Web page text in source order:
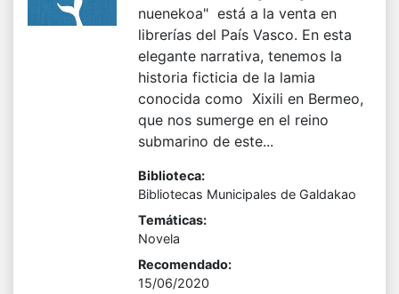
nuenekoa" está a la venta en
librerías del País Vasco. En esta
elegante narrativa, tenemos la
historia ficticia de la lamia
conocida como Xixili en Bermeo,
que nos sumerge en el reino
submarino de este...
Biblioteca:
Bibliotecas Municipales de Galdakao
Temáticas:
Novela
Recomendado:
15/06/2020